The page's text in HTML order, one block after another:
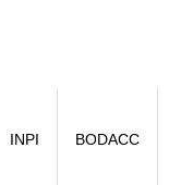
INPI BODACC